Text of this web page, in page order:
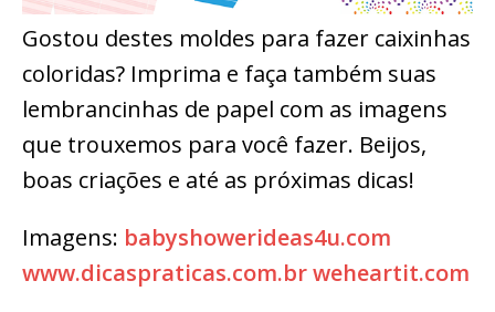
Gostou destes moldes para fazer caixinhas
coloridas? Imprima e faça também suas
lembrancinhas de papel com as imagens
que trouxemos para você fazer. Beijos,
boas criações e até as próximas dicas!
Imagens: babyshowerideas4u.com
www.dicaspraticas.com.brweheartit.com